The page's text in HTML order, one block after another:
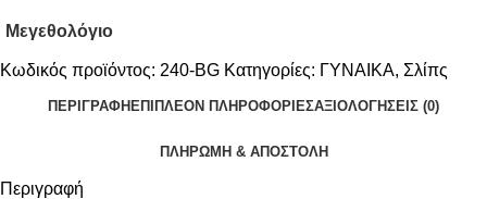
Μεγεθολόγιο
Κωδικός προϊόντος: 240-BG Κατηγορίες: ΓΥΝΑΙΚΑ, Σλίπς
ΠΕΡΙΓΡΑΦΉ ΕΠΙΠΛΈΟΝ ΠΛΗΡΟΦΟΡΊΕΣΑΞΙΟΛΟΓΉΣΕΙΣ (0)
ΠΛΗΡΩΜΗ & ΑΠΟΣΤΟΛΗ
Περιγραφή